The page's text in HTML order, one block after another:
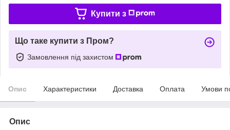
Купити з
Що таке купити з Пром?
Замовлення під захистом
Опис Характеристики Доставка Оплата Умови
Опис